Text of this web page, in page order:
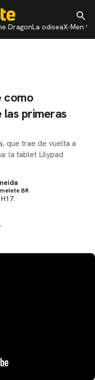
DragonLa odiseaX-Men 97
como
primeras
que trae de vuelta a
la tablet Lilypad
BR